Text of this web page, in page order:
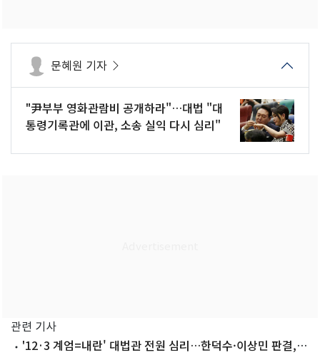
문혜원 기자
"尹부부 영화관람비 공개하라"…대법 "대
통령기록관에 이관, 소송 실익 다시 심리"
관련 기사
'12·3 계엄=내란' 대법관 전원 심리…한덕수·이상민 판결,